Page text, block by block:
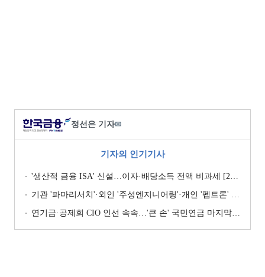
정선은 기자✉
기자의 인기기사
'생산적 금융 ISA' 신설…이자·배당소득 전액 비과세 [2026 세제개편안]
기관 '파마리서치'·외인 '주성엔지니어링'·개인 '펩트론' 1위 [주간 코스닥 순매수- 2026년 7월27일~7월31일]
연기금·공제회 CIO 인선 속속…'큰 손' 국민연금 마지막 타자